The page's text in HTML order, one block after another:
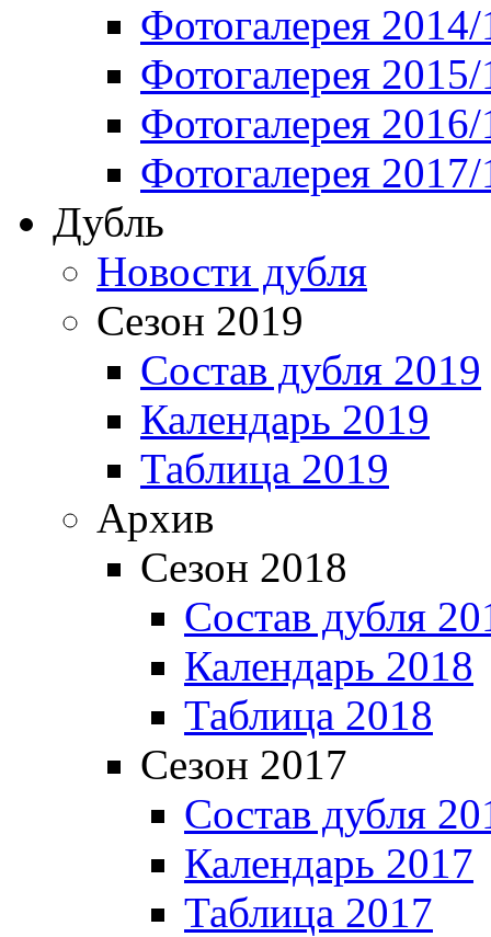
Фотогалерея
Фотогалерея
Фотогалерея
Фотогалерея
Дубль
Новости дубля
Сезон 2019
Состав дубля 2019
Календарь 2019
Таблица 2019
Архив
Сезон 2018
Состав дубля
Календарь 2018
Таблица 2018
Сезон 2017
Состав дубля
Календарь 2017
Таблица 2017